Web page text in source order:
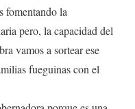
fomentando la
pero, la capacidad del
vamos a sortear ese
fueguinas con el